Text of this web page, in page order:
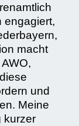
engagiert,
macht
und
Meine
kurzer